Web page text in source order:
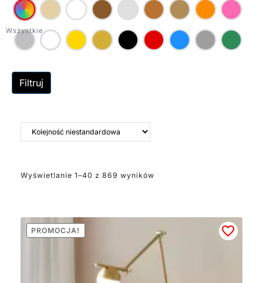
kinkietu do przestrzeni
jest kluczowe dla
zachowania harmonii
wnętrza. W małych
bardziej okazałe lampy
ścienne. Materiały, z
zarówno na jego
Metalowe kinkiety
zapewniają solidność i
nowoczesny wygląd,
szklane elementy dodają
lekkości i elegancji,
drewniane wprowadzają
Filtruj
Wyświetlanie 1–40 z 869 wyników
PROMOCJA!